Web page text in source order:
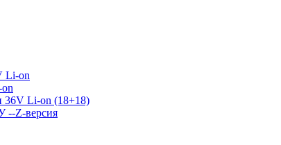
Li-on
36V Li-on (18+18)
--Z-версия